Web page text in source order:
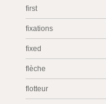
first
fixations
fixed
flèche
flotteur